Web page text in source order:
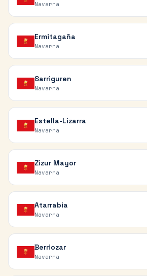
Navarra
Ermitagaña
Navarra
Sarriguren
Navarra
Estella-Lizarra
Navarra
Zizur Mayor
Navarra
Atarrabia
Navarra
Berriozar
Navarra